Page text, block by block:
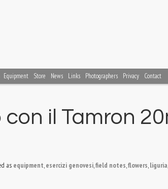
Equipment Store News Links Photographers Privacy Contact
il Tamron
as equipment,esercizi genovesi,field notes,flowers,liguria